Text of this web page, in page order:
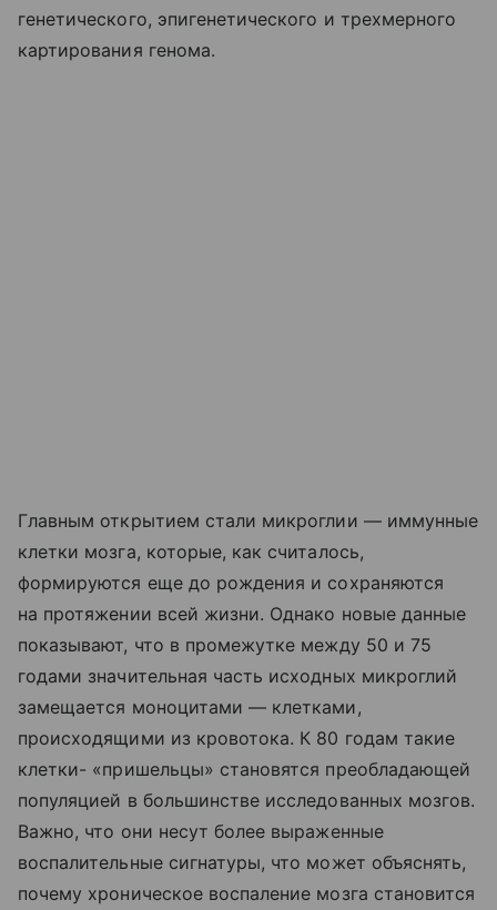
генетического, эпигенетического и трехмерного
картирования генома.
Главным открытием стали микроглии — иммунные
клетки мозга, которые, как считалось,
формируются еще до рождения и сохраняются
на протяжении всей жизни. Однако новые данные
показывают, что в промежутке между 50 и 75
годами значительная часть исходных микроглий
замещается моноцитами — клетками,
происходящими из кровотока. К 80 годам такие
клетки- «пришельцы» становятся преобладающей
популяцией в большинстве исследованных мозгов.
Важно, что они несут более выраженные
воспалительные сигнатуры, что может объяснять,
почему хроническое воспаление мозга становится